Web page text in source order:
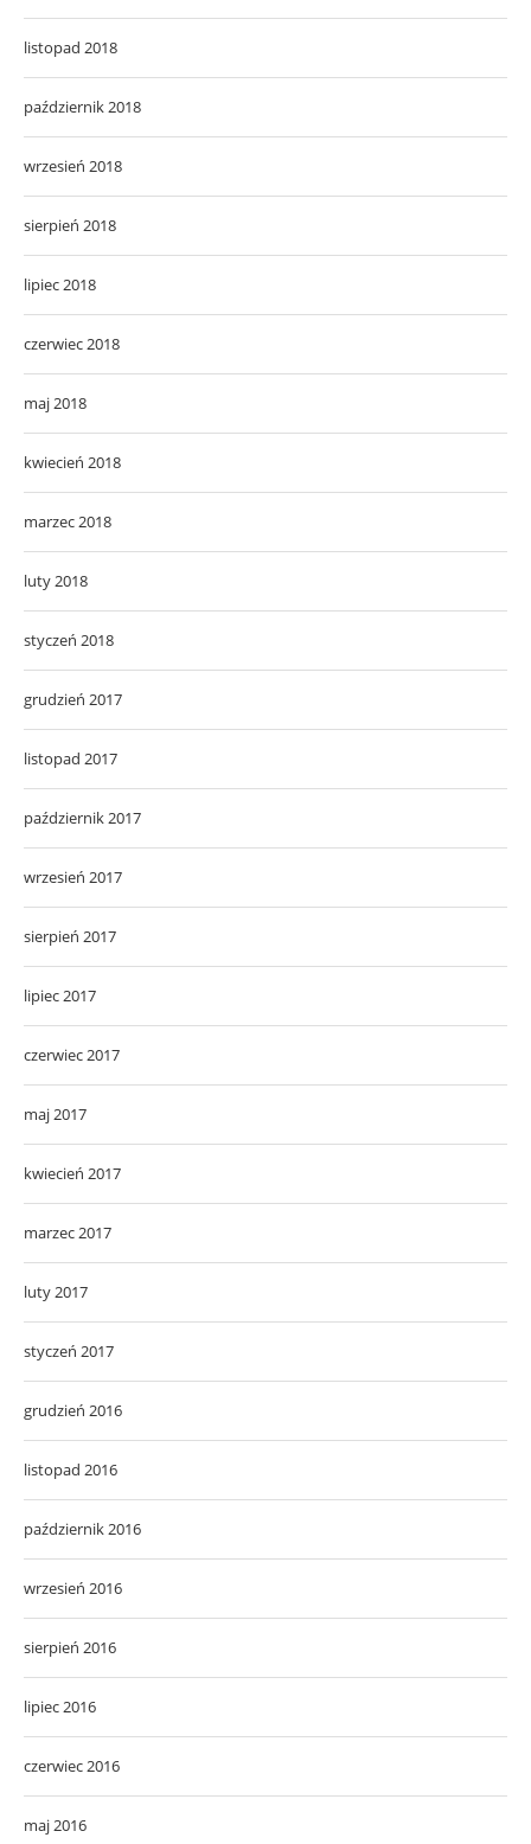
listopad 2018
październik 2018
wrzesień 2018
sierpień 2018
lipiec 2018
czerwiec 2018
maj 2018
kwiecień 2018
marzec 2018
luty 2018
styczeń 2018
grudzień 2017
listopad 2017
październik 2017
wrzesień 2017
sierpień 2017
lipiec 2017
czerwiec 2017
maj 2017
kwiecień 2017
marzec 2017
luty 2017
styczeń 2017
grudzień 2016
listopad 2016
październik 2016
wrzesień 2016
sierpień 2016
lipiec 2016
czerwiec 2016
maj 2016